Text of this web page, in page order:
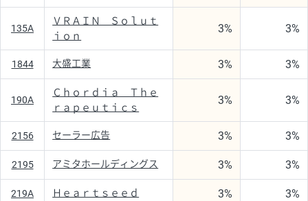
135A
ＶＲＡＩＮ Ｓｏｌｕｔ
ｉｏｎ
3% 3%
1844 大盛工業 3% 3%
190A
Ｃｈｏｒｄｉａ Ｔｈｅ
ｒａｐｅｕｔｉｃｓ
3% 3%
2156 セーラー広告 3% 3%
2195 アミタホールディングス 3% 3%
219A Ｈｅａｒｔｓｅｅｄ 3% 3%